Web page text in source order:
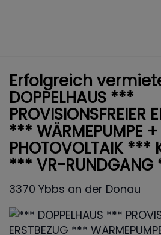
Erfolgreich
DOPPELHAUS ***
PROVISIONSFREIER
*** WÄRMEPUMPE +
PHOTOVOLTAIK ***
*** VR-RUNDGANG
3370 Ybbs an der Donau